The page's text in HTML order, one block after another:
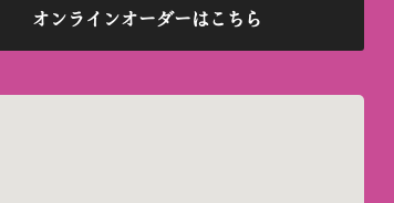
オンラインオーダーはこちら